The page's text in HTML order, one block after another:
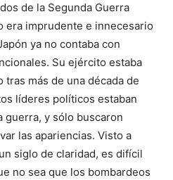
de la Segunda Guerra
era imprudente e innecesario
ya no contaba con
Su ejército estaba
tras más de una década de
líderes políticos estaban
guerra, y sólo buscaron
las apariencias. Visto a
siglo de claridad, es difícil
no sea que los bombardeos